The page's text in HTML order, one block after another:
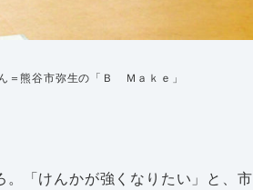
＝熊谷市弥生の「Ｂ Ｍａｋｅ」
「けんかが強くなりたい」と、市